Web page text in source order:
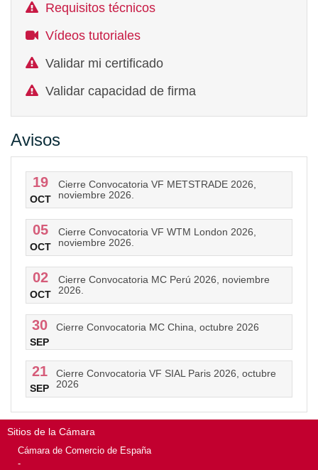
Requisitos técnicos
Vídeos tutoriales
Validar mi certificado
Validar capacidad de firma
Avisos
19
OCT
Cierre Convocatoria VF METSTRADE 2026,
noviembre 2026.
05
OCT
Cierre Convocatoria VF WTM London 2026,
noviembre 2026.
02
OCT
Cierre Convocatoria MC Perú 2026, noviembre
2026.
30
SEP
Cierre Convocatoria MC China, octubre 2026
21
SEP
Cierre Convocatoria VF SIAL Paris 2026, octubre
2026
Sitios de la Cámara
Cámara de Comercio de España
-